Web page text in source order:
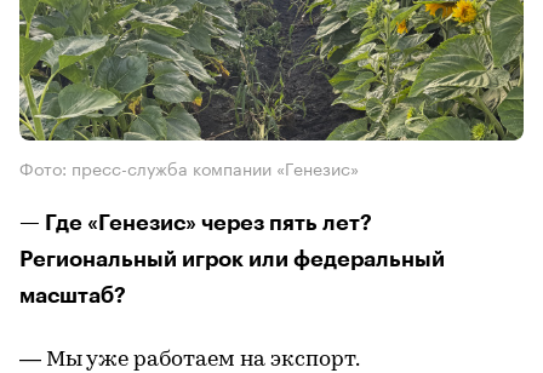
Фото: пресс-служба компании «Генезис»
— Где «Генезис» через пять лет?
Региональный игрок или федеральный
масштаб?
— Мы уже работаем на экспорт.